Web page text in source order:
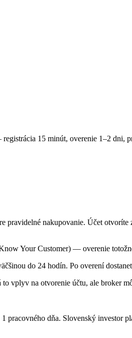
15 minút, overenie 1–2 dni,
pravidelné nakupovanie. Účet otvoríte
Your Customer) — overenie
do 24 hodín. Po overení
vplyv na otvorenie účtu, ale broker
dňa. Slovenský investor